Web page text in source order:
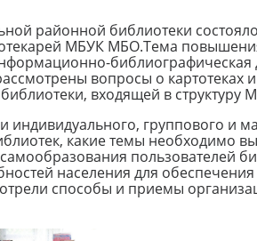
районной библиотеки
МБУК МБО.Тема
библиографическая
вопросы о картотеках
входящей в структуру
индивидуального, группового и
какие темы необходимо
пользователей
населения для
способы и приемы